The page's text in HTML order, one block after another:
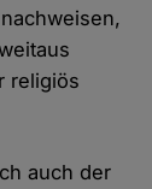
religiös
auch der